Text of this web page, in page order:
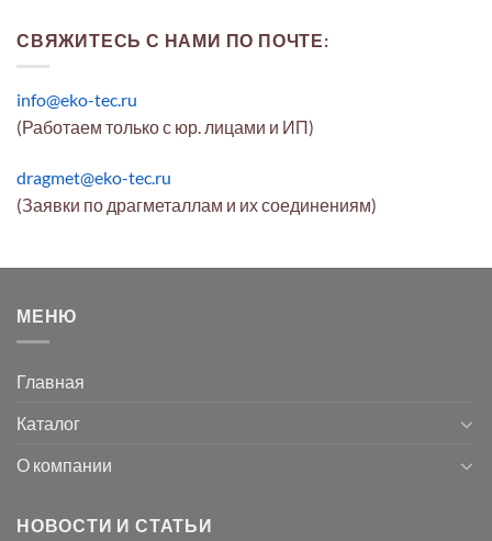
СВЯЖИТЕСЬ С НАМИ ПО ПОЧТЕ:
info@eko-tec.ru
(Работаем только с юр. лицами и ИП)
dragmet@eko-tec.ru
(Заявки по драгметаллам и их соединениям)
МЕНЮ
Главная
Каталог
О компании
НОВОСТИ И СТАТЬИ